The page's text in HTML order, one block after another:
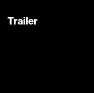
ukázaly být nemorální i
Trailer